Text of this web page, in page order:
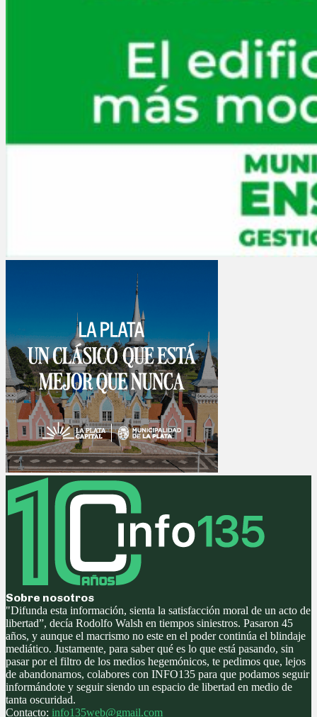
Sobre nosotros
"Difunda esta información, sienta la satisfacción moral de un acto de
libertad”, decía Rodolfo Walsh en tiempos siniestros. Pasaron 45
años, y aunque el macrismo no este en el poder continúa el blindaje
mediático. Justamente, para saber qué es lo que está pasando, sin
pasar por el filtro de los medios hegemónicos, te pedimos que, lejos
de abandonarnos, colabores con INFO135 para que podamos seguir
informándote y seguir siendo un espacio de libertad en medio de
tanta oscuridad.
Contacto: info135web@gmail.com